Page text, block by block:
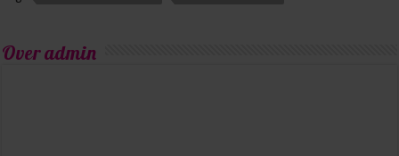
Over admin